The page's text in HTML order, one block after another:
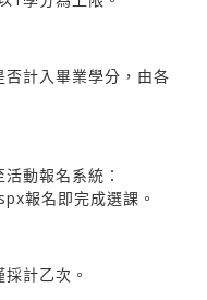
計入畢業學分，由各
動報名系統：
報名即完成選課。
計乙次。